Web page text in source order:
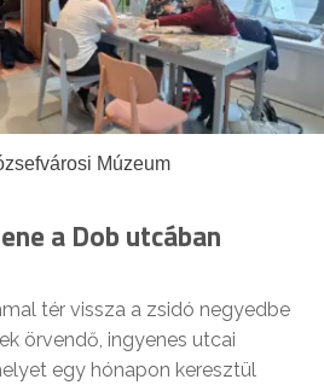
Múzeum
a Dob utcában
tér vissza a zsidó negyedbe
örvendő, ingyenes utcai
egy hónapon keresztül